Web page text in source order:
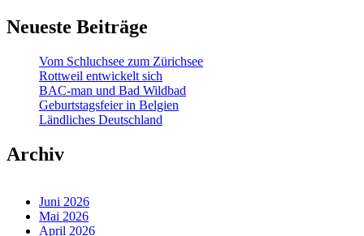
Neueste Beiträge
Vom Schluchsee zum Zürichsee
Rottweil entwickelt sich
BAC-man und Bad Wildbad
Geburtstagsfeier in Belgien
Ländliches Deutschland
Archiv
Juni 2026
Mai 2026
April 2026